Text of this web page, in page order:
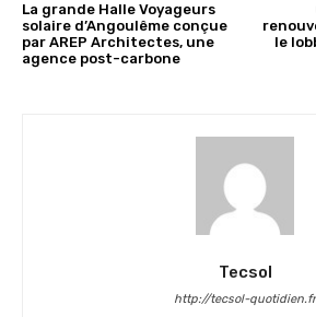
La grande Halle Voyageurs
solaire d’Angoulême conçue
par AREP Architectes, une
agence post-carbone
le
Tecsol
http://tecsol-quotidien.fr